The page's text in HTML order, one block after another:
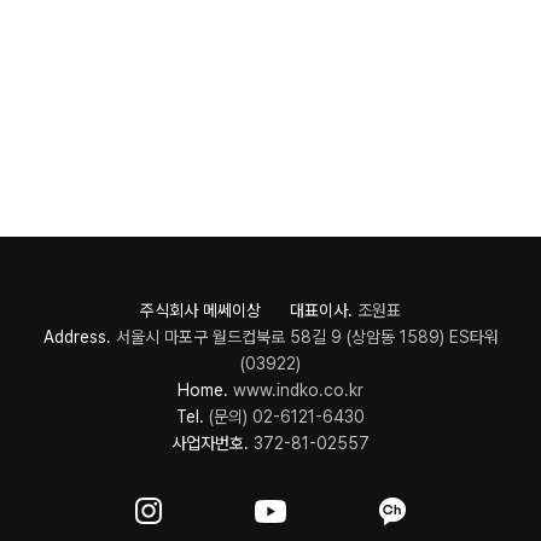
주식회사 메쎄이상 대표이사. 조원표
Address. 서울시 마포구 월드컵북로 58길 9 (상암동 1589) ES타워
(03922)
Home. www.indko.co.kr
Tel. (문의) 02-6121-6430
사업자번호. 372-81-02557